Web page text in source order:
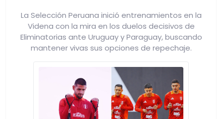
La Selección Peruana inició entrenamientos en la
Videna con la mira en los duelos decisivos de
Eliminatorias ante Uruguay y Paraguay, buscando
mantener vivas sus opciones de repechaje.